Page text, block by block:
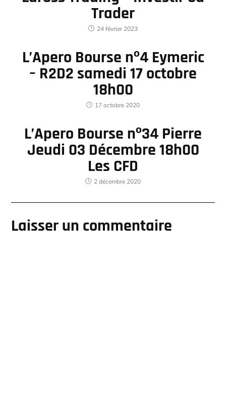
Trader
24 février 2023
L’Apero Bourse nº4 Eymeric
– R2D2 samedi 17 octobre
18h00
17 octobre 2020
L’Apero Bourse nº34 Pierre
Jeudi 03 Décembre 18h00
Les CFD
2 décembre 2020
Laisser un commentaire